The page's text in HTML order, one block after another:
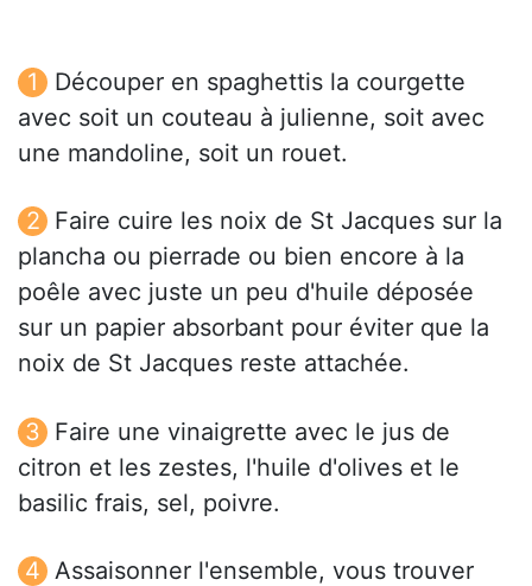
Découper en spaghettis la courgette
avec soit un couteau à julienne, soit avec
une mandoline, soit un rouet.
Faire cuire les noix de St Jacques sur la
plancha ou pierrade ou bien encore à la
poêle avec juste un peu d'huile déposée
sur un papier absorbant pour éviter que la
noix de St Jacques reste attachée.
Faire une vinaigrette avec le jus de
citron et les zestes, l'huile d'olives et le
basilic frais, sel, poivre.
Assaisonner l'ensemble, vous trouver